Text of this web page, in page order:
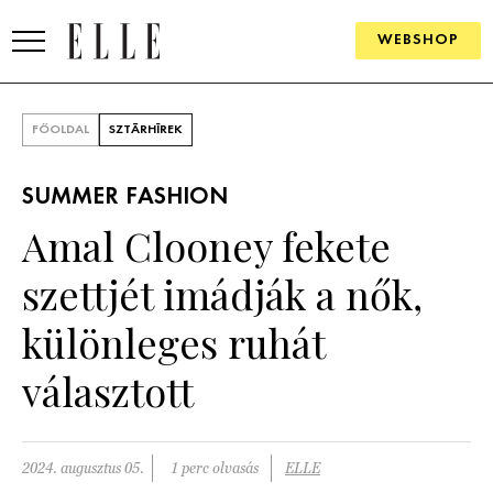
WEBSHOP
SZÉPSÉG
PSZICHÉ
PÁRKAPCSOLAT
FŐOLDAL SZTÁRHÍREK
SUMMER FASHION
Amal Clooney fekete
szettjét imádják a nők,
különleges ruhát
választott
2024. augusztus 05. 1 perc olvasás ELLE